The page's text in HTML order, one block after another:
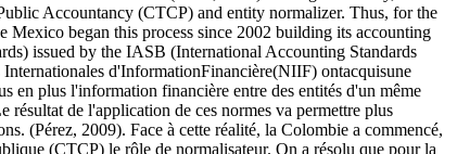
Accountancy (CTCP) and entity normalizer. Thus, for the
Mexico began this process since 2002 building its accounting
issued by the IASB (International Accounting Standards
d'InformationFinancière(NIIF) ontacquisune
en plus l'information financière entre des entités d'un même
de l'application de ces normes va permettre plus
(Pérez, 2009). Face à cette réalité, la Colombie a commencé,
(CTCP) le rôle de normalisateur. On a résolu que pour la